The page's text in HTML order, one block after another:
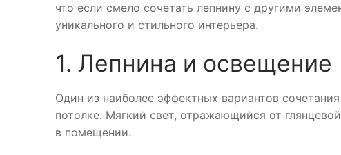
что если смело сочетать лепнину с другими
уникального и стильного интерьера.
1. Лепнина и освещение
Один из наиболее эффектных вариантов
потолке. Мягкий свет, отражающийся от
в помещении.